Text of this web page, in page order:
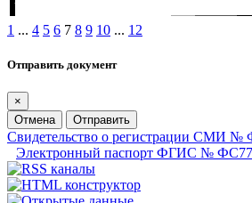
1 ... 4 5 6 7 8 9 10 ... 12
Отправить документ
×
Отмена
Отправить
Свидетельство о регистрации СМИ №
Электронный паспорт ФГИС №